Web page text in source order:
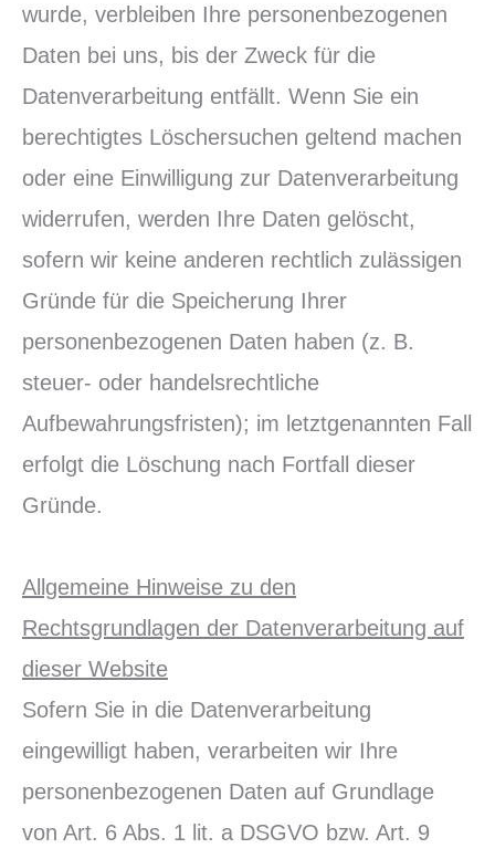
wurde, verbleiben Ihre personenbezogenen
Daten bei uns, bis der Zweck für die
Datenverarbeitung entfällt. Wenn Sie ein
berechtigtes Löschersuchen geltend machen
oder eine Einwilligung zur Datenverarbeitung
widerrufen, werden Ihre Daten gelöscht,
sofern wir keine anderen rechtlich zulässigen
Gründe für die Speicherung Ihrer
personenbezogenen Daten haben (z. B.
steuer- oder handelsrechtliche
Aufbewahrungsfristen); im letztgenannten Fall
erfolgt die Löschung nach Fortfall dieser
Gründe.
Allgemeine Hinweise zu den
Rechtsgrundlagen der Datenverarbeitung auf
dieser Website
Sofern Sie in die Datenverarbeitung
eingewilligt haben, verarbeiten wir Ihre
personenbezogenen Daten auf Grundlage
von Art. 6 Abs. 1 lit. a DSGVO bzw. Art. 9